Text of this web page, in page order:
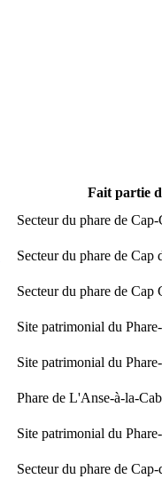
Fait partie
Secteur du phare de Cap-
Secteur du phare de Cap
Secteur du phare de Cap
Site patrimonial du
Site patrimonial du
Phare de L'Anse-à-la-
Site patrimonial du
Secteur du phare de Cap-